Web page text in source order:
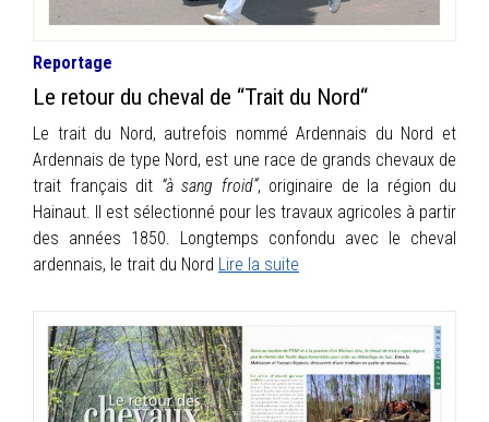
Reportage
Le retour du cheval de “Trait du Nord“
Le trait du Nord, autrefois nommé Ardennais du Nord et
Ardennais de type Nord, est une race de grands chevaux de
trait français dit “à sang froid”, originaire de la région du
Hainaut. Il est sélectionné pour les travaux agricoles à partir
des années 1850. Longtemps confondu avec le cheval
ardennais, le trait du Nord Lire la suite